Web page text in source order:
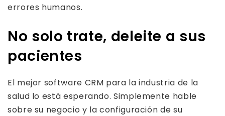
errores humanos.
No solo trate, deleite a sus
pacientes
El mejor software CRM para la industria de la
salud lo está esperando. Simplemente hable
sobre su negocio y la configuración de su